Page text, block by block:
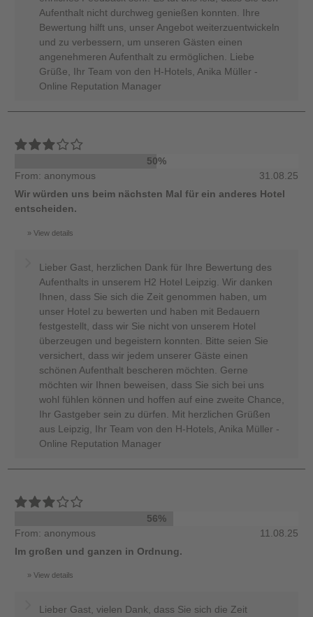
Aufenthalt nicht durchweg genießen konnten. Ihre
Bewertung hilft uns, unser Angebot weiterzuentwickeln
und zu verbessern, um unseren Gästen einen
angenehmeren Aufenthalt zu ermöglichen. Liebe
Grüße, Ihr Team von den H-Hotels, Anika Müller -
Online Reputation Manager
50%
From: anonymous
31.08.25
Wir würden uns beim nächsten Mal für ein anderes Hotel
entscheiden.
View details
Lieber Gast, herzlichen Dank für Ihre Bewertung des
Aufenthalts in unserem H2 Hotel Leipzig. Wir danken
Ihnen, dass Sie sich die Zeit genommen haben, um
unser Hotel zu bewerten und haben mit Bedauern
festgestellt, dass wir Sie nicht von unserem Hotel
überzeugen und begeistern konnten. Bitte seien Sie
versichert, dass wir jedem unserer Gäste einen
schönen Aufenthalt bescheren möchten. Gerne
möchten wir Ihnen beweisen, dass Sie sich bei uns
wohl fühlen können und hoffen auf eine zweite Chance,
Ihr Gastgeber sein zu dürfen. Mit herzlichen Grüßen
aus Leipzig, Ihr Team von den H-Hotels, Anika Müller -
Online Reputation Manager
56%
From: anonymous
11.08.25
Im großen und ganzen in Ordnung.
View details
Lieber Gast, vielen Dank, dass Sie sich die Zeit